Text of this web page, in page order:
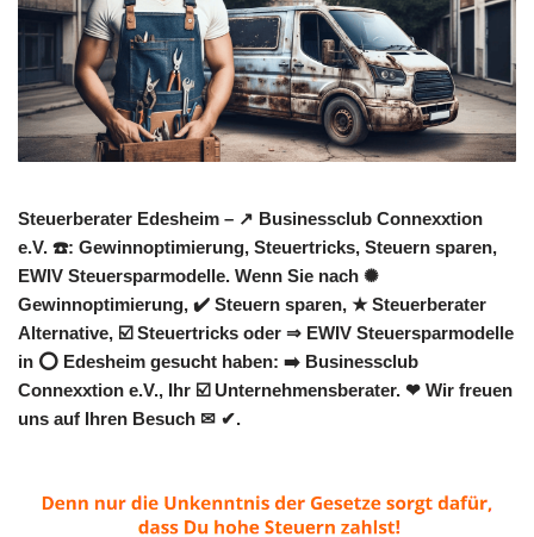
Steuerberater Edesheim – ↗️ Businessclub Connexxtion
e.V. ☎️: Gewinnoptimierung, Steuertricks, Steuern sparen,
EWIV Steuersparmodelle. Wenn Sie nach ✺
Gewinnoptimierung, ✔️ Steuern sparen, ★ Steuerberater
Alternative, ☑️ Steuertricks oder ⇒ EWIV Steuersparmodelle
in ⭕ Edesheim gesucht haben: ➡️ Businessclub
Connexxtion e.V., Ihr ☑️ Unternehmensberater. ❤ Wir freuen
uns auf Ihren Besuch ✉ ✔.